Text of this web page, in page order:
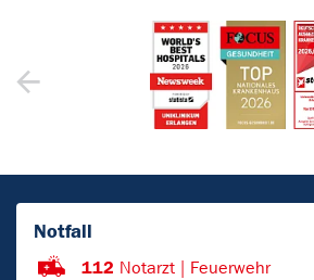
Notfall
112 Notarzt | Feuerwehr